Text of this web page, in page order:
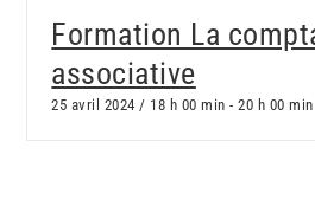
Formation La
associative
25 avril 2024 / 18 h 00 min -20 h 00 min